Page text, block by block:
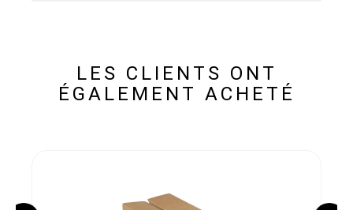
LES CLIENTS ONT
ÉGALEMENT ACHETÉ